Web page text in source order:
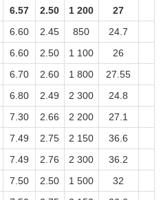
6.57 2.50 1 200
27
6.60 2.45 850
24.7
6.60 2.50 1 100
26
6.70 2.60 1 800
27.55
6.80 2.49 2 300
24.8
7.30 2.66 2 200
27.1
7.49 2.75 2 150
36.6
7.49 2.76 2 300
36.2
7.50 2.50 1 500
32